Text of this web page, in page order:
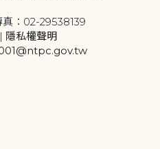
：02-29538139
| 隱私權聲明